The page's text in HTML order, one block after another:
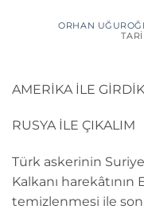
ORHAN
AMERİKA İLE GİRDİK
RUSYA İLE ÇIKALIM
Türk askerinin
Kalkanı harekâtının
temizlenmesi ile